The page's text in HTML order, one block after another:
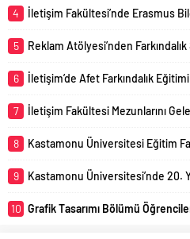
4 İletişim Fakültesi’nde Erasmus
5 Reklam Atölyesi’nden
6 İletişim’de Afet Farkındalık Eğitimi
7 İletişim Fakültesi Mezunlarını
8 Kastamonu Üniversitesi Eğitim Fakültesi’nde
9 Kastamonu Üniversitesi’nde 20.
10 Grafik Tasarımı Bölümü Öğrencileri Elaiussa